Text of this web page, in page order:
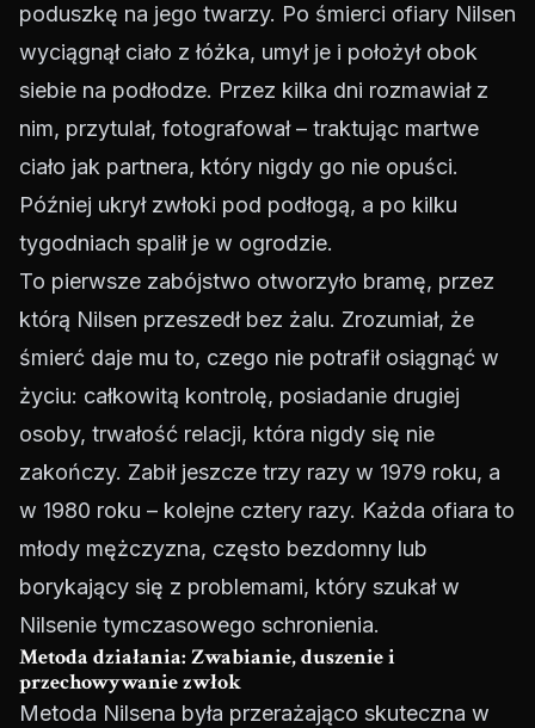
poduszkę na jego twarzy. Po śmierci ofiary Nilsen
wyciągnął ciało z łóżka, umył je i położył obok
siebie na podłodze. Przez kilka dni rozmawiał z
nim, przytulał, fotografował – traktując martwe
ciało jak partnera, który nigdy go nie opuści.
Później ukrył zwłoki pod podłogą, a po kilku
tygodniach spalił je w ogrodzie.
To pierwsze zabójstwo otworzyło bramę, przez
którą Nilsen przeszedł bez żalu. Zrozumiał, że
śmierć daje mu to, czego nie potrafił osiągnąć w
życiu: całkowitą kontrolę, posiadanie drugiej
osoby, trwałość relacji, która nigdy się nie
zakończy. Zabił jeszcze trzy razy w 1979 roku, a
w 1980 roku – kolejne cztery razy. Każda ofiara to
młody mężczyzna, często bezdomny lub
borykający się z problemami, który szukał w
Nilsenie tymczasowego schronienia.
Metoda działania: Zwabianie, duszenie i
przechowywanie zwłok
Metoda Nilsena była przerażająco skuteczna w